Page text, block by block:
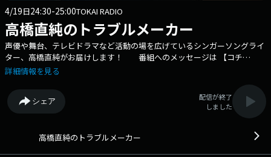
4/19日24:30-25:00TOKAI RADIO
高橋直純のトラブルメーカー
声優や舞台、テレビドラマなど活動の場を広げているシンガーソングライ
ター、高橋直純がお届けします！ 番組へのメッセージは 【コチ
ラ】 番組ハッシュタグは「#トラメカ」 TOKAI RADIOの共通ハッシ
は「@tokairadio」
詳細情報を見る
シェア
配信が終了
しました
高橋直純のトラブルメーカー